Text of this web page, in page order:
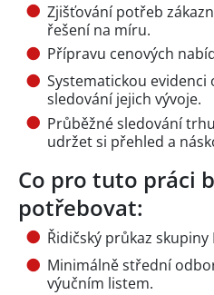
Zjišťování potřeb
řešení na míru.
Přípravu cenových
Systematickou
sledování jejich vývoje.
Průběžné sledování
udržet si přehled a
Co pro tuto práci
potřebovat:
Řidičský průkaz skupiny
Minimálně střední
výučním listem.